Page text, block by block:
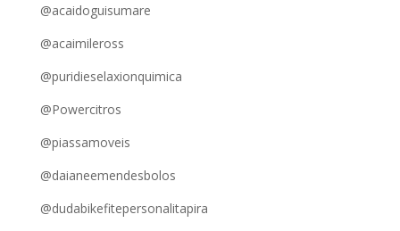
@acaidoguisumare
@acaimileross
@puridieselaxionquimica
@Powercitros
@piassamoveis
@daianeemendesbolos
@dudabikefitepersonalitapira